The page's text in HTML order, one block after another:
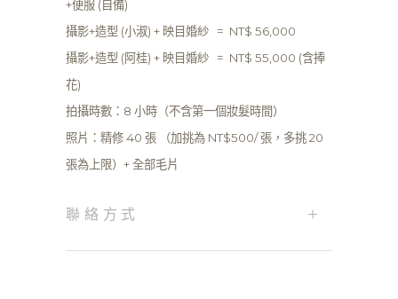
+便服 (自備)
攝影+造型 (小淑) + 映目婚紗 = NT$ 56,000
攝影+造型 (阿桂) + 映目婚紗 = NT$ 55,000 (含捧
花)
拍攝時數：8 小時（不含第一個妝髮時間）
照片：精修 40 張 （加挑為 NT$500/ 張，多挑 20
張為上限）+ 全部毛片
聯絡方式 +